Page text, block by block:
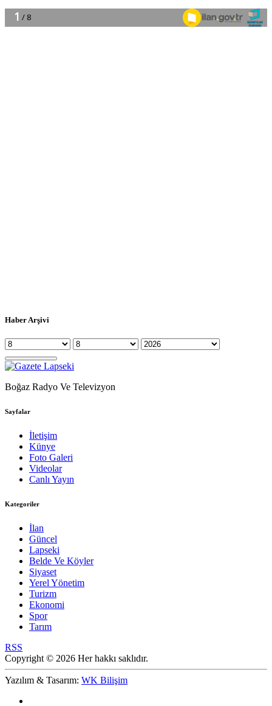
Haber Arşivi
Boğaz Radyo Ve Televizyon
Sayfalar
İletişim
Künye
Foto Galeri
Videolar
Canlı Yayın
Kategoriler
İlan
Güncel
Lapseki
Belde Ve Köyler
Siyaset
Yerel Yönetim
Turizm
Ekonomi
Spor
Tarım
RSS
Copyright © 2026 Her hakkı saklıdır.
Yazılım & Tasarım: WK Bilişim